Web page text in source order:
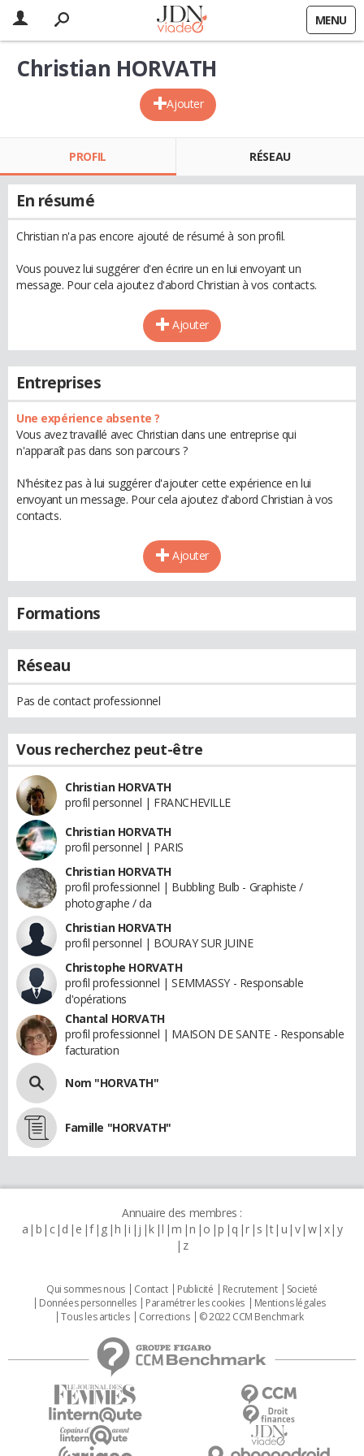
MENU
Ajouter
Christian HORVATH
PROFIL RÉSEAU
En résumé
Christian n'a pas encore ajouté de résumé à son profil.
Vous pouvez lui suggérer d'en écrire un en lui envoyant un
message. Pour cela ajoutez d'abord Christian à vos contacts.
Ajouter
Entreprises
Une expérience absente ?
Vous avez travaillé avec Christian dans une entreprise qui
n'apparaît pas dans son parcours ?
N'hésitez pas à lui suggérer d'ajouter cette expérience en lui
envoyant un message. Pour cela ajoutez d'abord Christian à vos
contacts.
Ajouter
Formations
Réseau
Pas de contact professionnel
Vous recherchez peut-être
Christian HORVATH
profil personnel | FRANCHEVILLE
Christian HORVATH
profil personnel | PARIS
Christian HORVATH
profil professionnel | Bubbling Bulb - Graphiste /
photographe / da
Christian HORVATH
profil personnel | BOURAY SUR JUINE
Christophe HORVATH
profil professionnel | SEMMASSY - Responsable
d'opérations
Chantal HORVATH
profil professionnel | MAISON DE SANTE - Responsable
facturation
Nom "HORVATH"
Famille "HORVATH"
Annuaire des membres :
a b c d e f g h i j k l m n o p q r s t u v w x y
z
Qui sommes nous Contact Publicité Recrutement
Societé
Données personnelles
Paramétrer les cookies
Mentions légales
Tous les articles
Corrections © 2022 CCM Benchmark